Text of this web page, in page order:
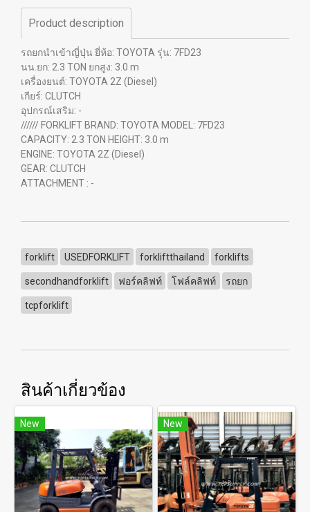
Product description
รถยกนำเข้าญี่ปุ่น ยี่ห้อ: TOYOTA รุ่น: 7FD23
นน.ยก: 2.3 TON ยกสูง: 3.0 m
เครื่องยนต์: TOYOTA 2Z (Diesel)
เกียร์: CLUTCH
อุปกรณ์เสริม: -
////// FORKLIFT BRAND: TOYOTA MODEL: 7FD23
CAPACITY: 2.3 TON HEIGHT: 3.0 m
ENGINE: TOYOTA 2Z (Diesel)
GEAR: CLUTCH
ATTACHMENT : -
forklift USEDFORKLIFT forkliftthailand forklifts
secondhandforklift ฟอร์คลิฟท์ โฟล์คลิฟท์ รถยก
tcpforklift
สินค้าเกี่ยวข้อง
New New